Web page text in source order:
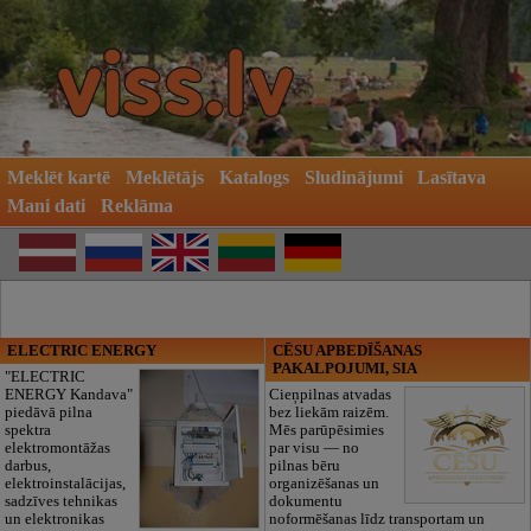
Meklēt kartē Meklētājs Katalogs Sludinājumi
Lasītava
Mani dati
Reklāma
ELECTRIC ENERGY
"ELECTRIC
ENERGY Kandava"
piedāvā pilna
spektra
elektromontāžas
darbus,
elektroinstalācijas,
sadzīves tehnikas
un elektronikas
CĒSU APBEDĪŠANAS
PAKALPOJUMI, SIA
Cieņpilnas atvadas
bez liekām raizēm.
Mēs parūpēsimies
par visu — no
pilnas bēru
organizēšanas un
dokumentu
noformēšanas līdz transportam un